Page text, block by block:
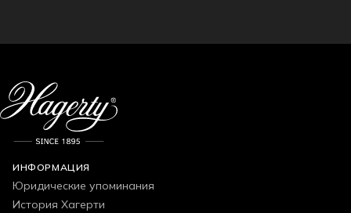
ИНФОРМАЦИЯ
Юридические упоминания
История Хагерти